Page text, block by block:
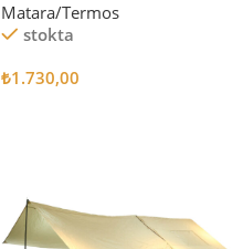
Matara/Termos
stokta
₺1.730,00